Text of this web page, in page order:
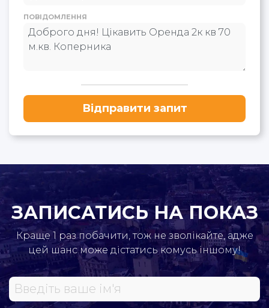
ПОВІДОМЛЕННЯ
Відправити запит
ЗАПИСАТИСЬ НА ПОКАЗ
Краще 1 раз побачити, тож не зволікайте, адже
цей шанс може дістатись комусь іншому!